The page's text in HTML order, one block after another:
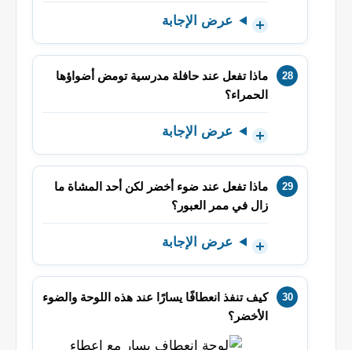
عرض الإجابة
ماذا تفعل عند حافلة مدرسية تومض أضواؤها
الحمراء؟
عرض الإجابة
ماذا تفعل عند ضوء أخضر لكن أحد المشاة ما
زال في ممر العبور؟
عرض الإجابة
كيف تنفذ انعطافًا يسارًا عند هذه اللوحة والضوء
الأخضر؟